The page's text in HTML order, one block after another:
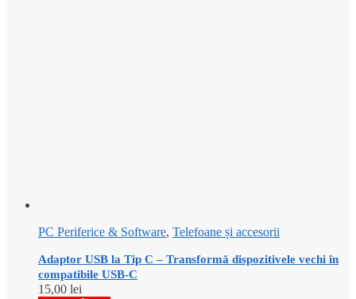
PC Periferice & Software, Telefoane și accesorii
Adaptor USB la Tip C – Transformă dispozitivele vechi în
compatibile USB-C
15,00 lei